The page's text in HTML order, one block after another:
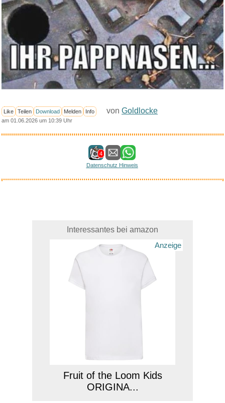
Like Teilen Download Melden Info von Goldlocke
am 01.06.2026 um 10:39 Uhr
4
Datenschutz Hinweis
Interessantes bei amazon
Anzeige
Fruit of the Loom Kids
ORIGINA...